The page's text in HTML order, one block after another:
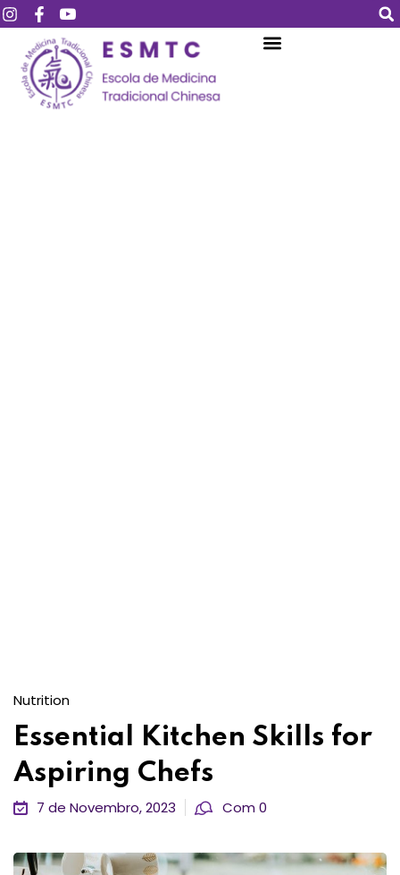
Nutrition
Essential Kitchen Skills for
Aspiring Chefs
7 de Novembro, 2023 Com 0
Login Assinar
Login